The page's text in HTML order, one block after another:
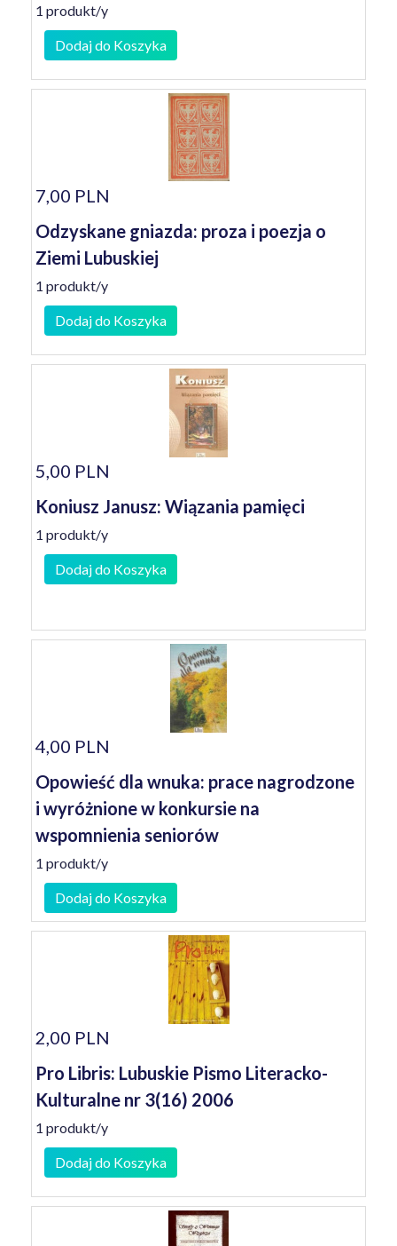
1 produkt/y
Dodaj do Koszyka
7,00 PLN
Odzyskane gniazda: proza i poezja o
Ziemi Lubuskiej
1 produkt/y
Dodaj do Koszyka
5,00 PLN
Koniusz Janusz: Wiązania pamięci
1 produkt/y
Dodaj do Koszyka
4,00 PLN
Opowieść dla wnuka: prace nagrodzone
i wyróżnione w konkursie na
wspomnienia seniorów
1 produkt/y
Dodaj do Koszyka
2,00 PLN
Pro Libris: Lubuskie Pismo Literacko-
Kulturalne nr 3(16) 2006
1 produkt/y
Dodaj do Koszyka